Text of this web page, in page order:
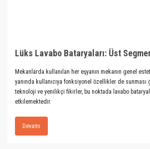
Mekanlarda kullanılan her eşyanın mekanın genel
yanında kullanıcıya fonksiyonel özellikler de sunması
teknoloji ve yenilikçi fikirler, bu noktada lavabo
etkilemektedir.
Devamı